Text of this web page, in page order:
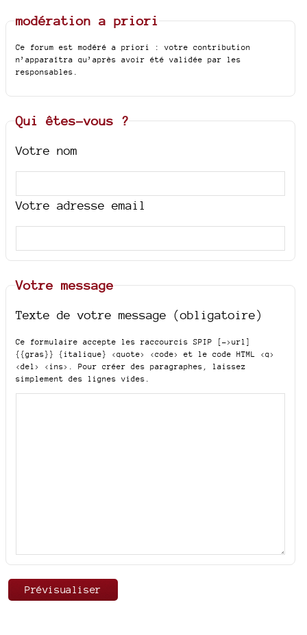
modération a priori
Ce forum est modéré a priori : votre contribution
n’apparaîtra qu’après avoir été validée par les
responsables.
Qui êtes-vous ?
Votre nom
Votre adresse email
Votre message
Texte de votre message (obligatoire)
Ce formulaire accepte les raccourcis SPIP
[->url]
{{gras}} {italique} <quote> <code>
et le code HTML <q>
<del> <ins>
. Pour créer des paragraphes, laissez
simplement des lignes vides.